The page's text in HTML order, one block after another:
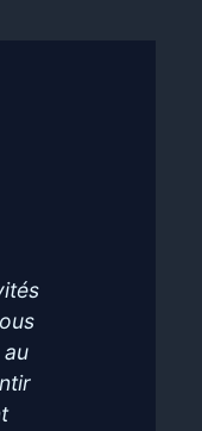
au